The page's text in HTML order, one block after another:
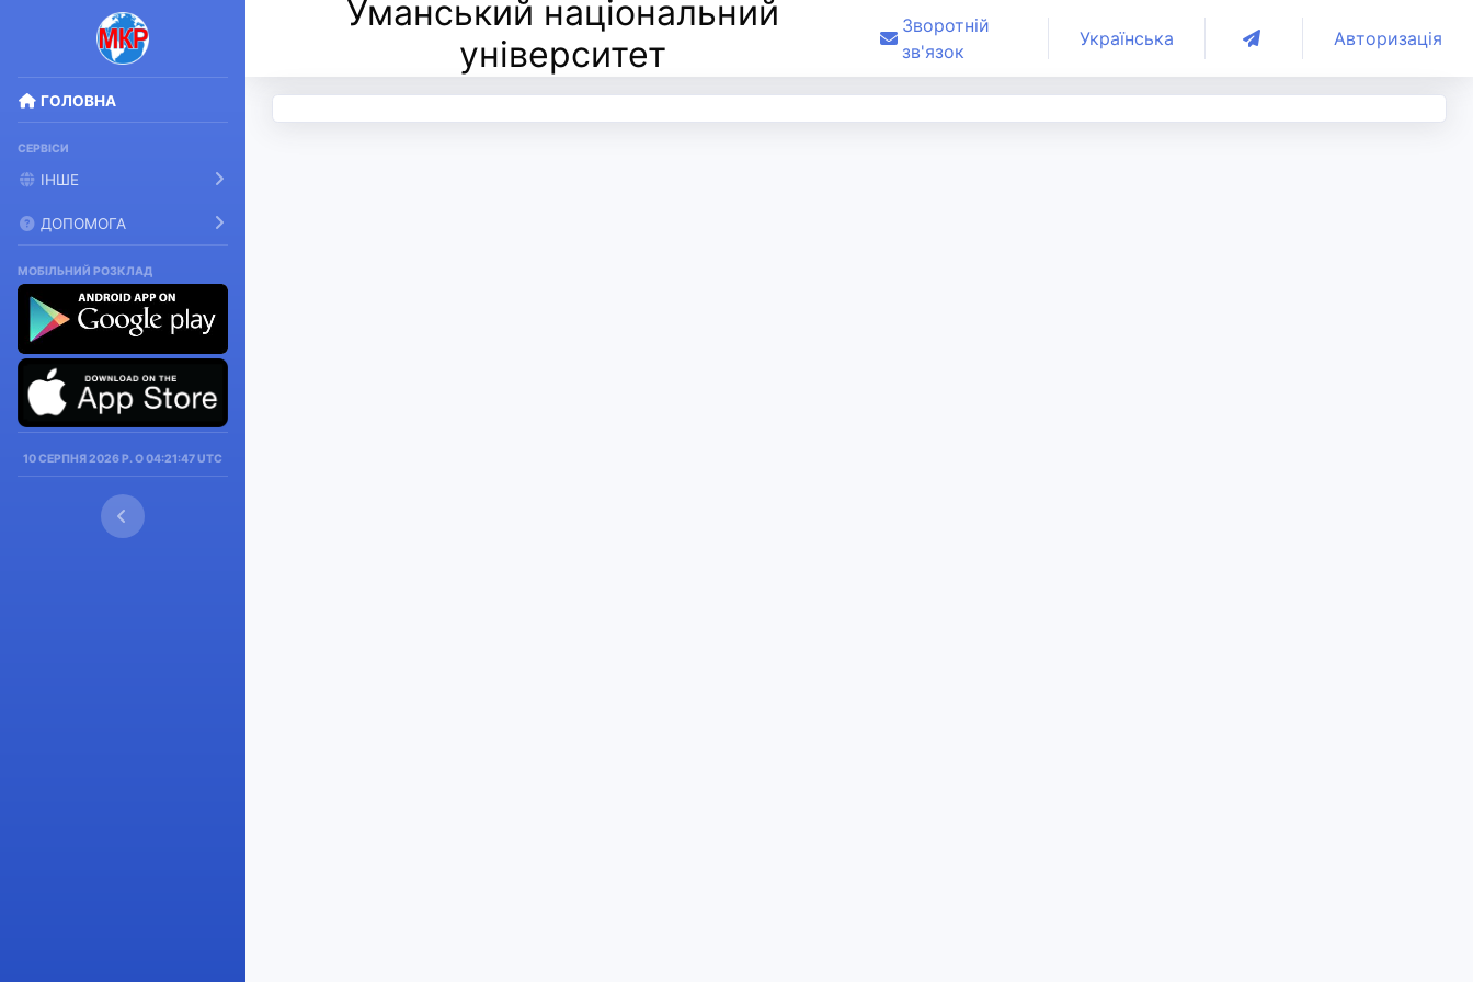
ГОЛОВНА
СЕРВІСИ
ІНШЕ
ДОПОМОГА
МОБІЛЬНИЙ РОЗКЛАД
10 СЕРПНЯ 2026 Р. О 04:21:47 UTC
Уманський національний
університет
Зворотній
зв'язок
Українська Авторизація